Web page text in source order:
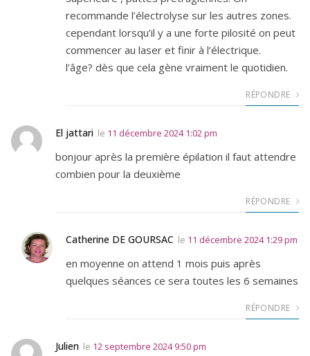
recommande l’électrolyse sur les autres zones.
cependant lorsqu’il y a une forte pilosité on peut
commencer au laser et finir à l’électrique.
l’âge? dès que cela gène vraiment le quotidien.
RÉPONDRE
El jattari le 11 décembre 2024 1:02 pm
bonjour après la première épilation il faut attendre
combien pour la deuxième
RÉPONDRE
Catherine DE GOURSAC le 11 décembre 2024 1:29 pm
en moyenne on attend 1 mois puis après
quelques séances ce sera toutes les 6 semaines
RÉPONDRE
Julien le 12 septembre 2024 9:50 pm